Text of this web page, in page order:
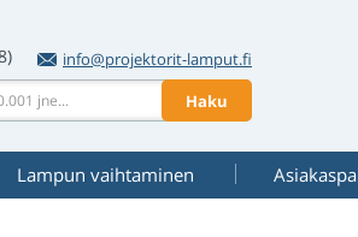
info@projektorit-lamput.fi
Haku
Lampun vaihtaminen